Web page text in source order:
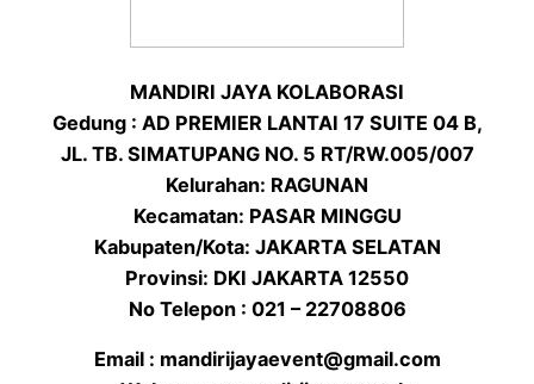
MANDIRI JAYA KOLABORASI
Gedung : AD PREMIER LANTAI 17 SUITE 04 B,
JL. TB. SIMATUPANG NO. 5 RT/RW.005/007
Kelurahan: RAGUNAN
Kecamatan: PASAR MINGGU
Kabupaten/Kota: JAKARTA SELATAN
Provinsi: DKI JAKARTA 12550
No Telepon : 021 – 22708806
Email : mandirijayaevent@gmail.com